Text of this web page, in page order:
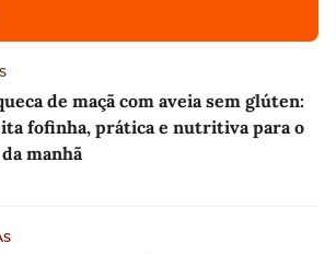
de maçã com aveia sem glúten:
fofinha, prática e nutritiva para o
manhã